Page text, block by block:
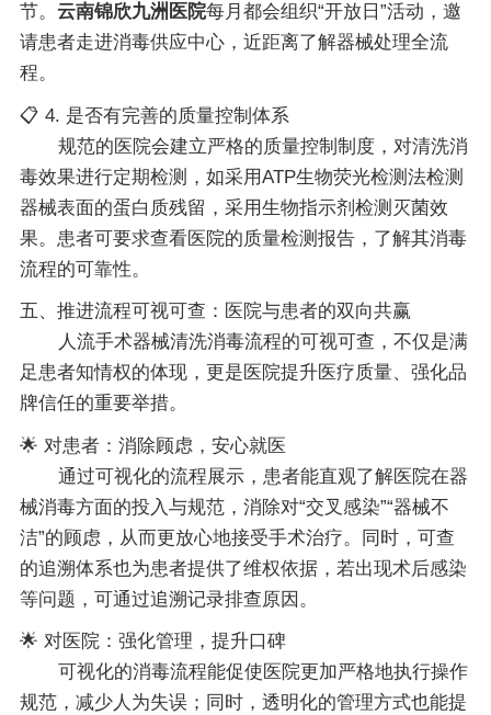
节。 云南锦欣九洲医院每月都会组织“开放日”活动，邀
请患者走进消毒供应中心，近距离了解器械处理全流
程。
📋 4. 是否有完善的质量控制体系
规范的医院会建立严格的质量控制制度，对清洗消
毒效果进行定期检测，如采用ATP生物荧光检测法检测
器械表面的蛋白质残留，采用生物指示剂检测灭菌效
果。患者可要求查看医院的质量检测报告，了解其消毒
流程的可靠性。
五、推进流程可视可查：医院与患者的双向共赢
人流手术器械清洗消毒流程的可视可查，不仅是满
足患者知情权的体现，更是医院提升医疗质量、强化品
牌信任的重要举措。
🌟 对患者：消除顾虑，安心就医
通过可视化的流程展示，患者能直观了解医院在器
械消毒方面的投入与规范，消除对“交叉感染”“器械不
洁”的顾虑，从而更放心地接受手术治疗。同时，可查
的追溯体系也为患者提供了维权依据，若出现术后感染
等问题，可通过追溯记录排查原因。
🌟 对医院：强化管理，提升口碑
可视化的消毒流程能促使医院更加严格地执行操作
规范，减少人为失误；同时，透明化的管理方式也能提